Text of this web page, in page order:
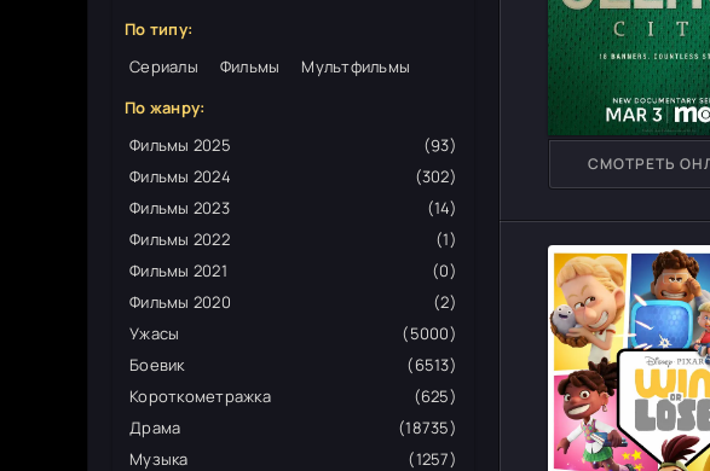
По типу:
Сериалы
Фильмы
Мультфильмы
По жанру:
Фильмы 2025
(93)
Фильмы 2024
(302)
Фильмы 2023
(14)
Фильмы 2022
(1)
Фильмы 2021
(0)
Фильмы 2020
(2)
Ужасы
(5000)
Боевик
(6513)
Короткометражка
(625)
Драма
(18735)
Музыка
(1257)
СМОТРЕТЬ